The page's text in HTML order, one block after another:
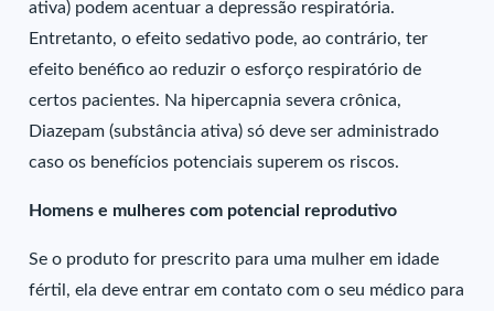
ativa) podem acentuar a depressão respiratória.
Entretanto, o efeito sedativo pode, ao contrário, ter
efeito benéfico ao reduzir o esforço respiratório de
certos pacientes. Na hipercapnia severa crônica,
Diazepam (substância ativa) só deve ser administrado
caso os benefícios potenciais superem os riscos.
Homens e mulheres com potencial reprodutivo
Se o produto for prescrito para uma mulher em idade
fértil, ela deve entrar em contato com o seu médico para